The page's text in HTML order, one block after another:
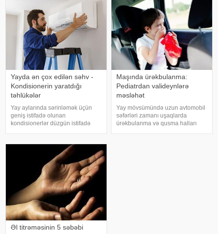
Yayda ən çox edilən səhv -
Kondisionerin yaratdığı
təhlükələr
Yay aylarında sərinləmək üçün
geniş istifadə olunan
kondisionerlər düzgün istifadə
xəbər verir ki, ani temperatur
dəyişiklikləri, quru hava və
baxımsız kondisionerlərd
Maşında ürəkbulanma:
Pediatrdan valideynlərə
məsləhət
Yay mövsümündə uzun avtomobil
səfərləri zamanı uşaqlarda
ürəkbulanma və qusma halları
Əl titrəməsinin 5 səbəbi